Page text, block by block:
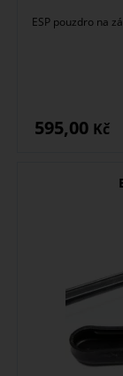
ESP pouzdro na
595,00 Kč